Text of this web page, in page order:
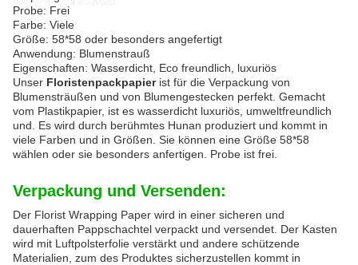
Probe: Frei
Farbe: Viele
Größe: 58*58 oder besonders angefertigt
Anwendung: Blumenstrauß
Eigenschaften: Wasserdicht, Eco freundlich, luxuriös
Unser Floristenpackpapierist für die Verpackung von
Blumensträußen und von Blumengestecken perfekt. Gemacht
vom Plastikpapier, ist es wasserdicht luxuriös, umweltfreundlich
und. Es wird durch berühmtes Hunan produziert und kommt in
viele Farben und in Größen. Sie können eine Größe 58*58
wählen oder sie besonders anfertigen. Probe ist frei.
Verpackung und Versenden:
Der Florist Wrapping Paper wird in einer sicheren und
dauerhaften Pappschachtel verpackt und versendet. Der Kasten
wird mit Luftpolsterfolie verstärkt und andere schützende
Materialien, zum des Produktes sicherzustellen kommt in